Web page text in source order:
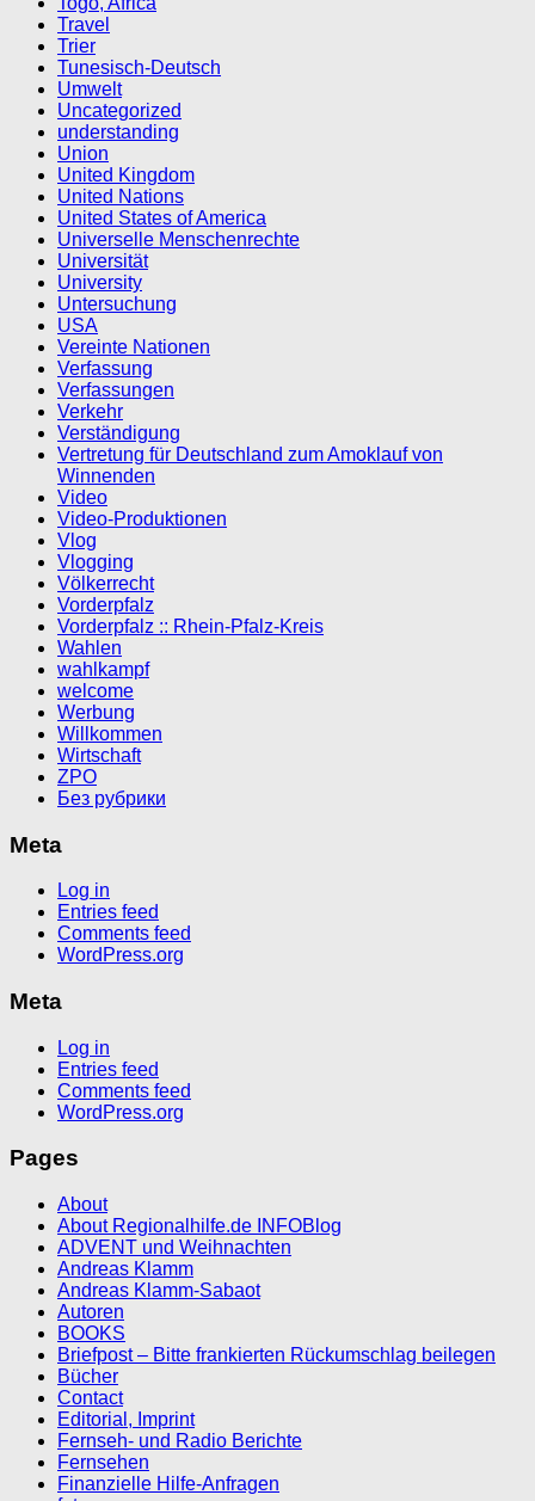
Travel
Trier
Tunesisch-Deutsch
Umwelt
Uncategorized
understanding
Union
United Kingdom
United Nations
United States of America
Universelle Menschenrechte
Universität
University
Untersuchung
USA
Vereinte Nationen
Verfassung
Verfassungen
Verkehr
Verständigung
Vertretung für Deutschland zum Amoklauf von
Winnenden
Video
Video-Produktionen
Vlog
Vlogging
Völkerrecht
Vorderpfalz
Vorderpfalz :: Rhein-Pfalz-Kreis
Wahlen
wahlkampf
welcome
Werbung
Willkommen
Wirtschaft
ZPO
Без рубрики
Meta
Log in
Entries feed
Comments feed
WordPress.org
Meta
Log in
Entries feed
Comments feed
WordPress.org
Pages
About
About Regionalhilfe.de INFOBlog
ADVENT und Weihnachten
Andreas Klamm
Andreas Klamm-Sabaot
Autoren
BOOKS
Briefpost – Bitte frankierten Rückumschlag beilegen
Bücher
Contact
Editorial, Imprint
Fernseh- und Radio Berichte
Fernsehen
Finanzielle Hilfe-Anfragen